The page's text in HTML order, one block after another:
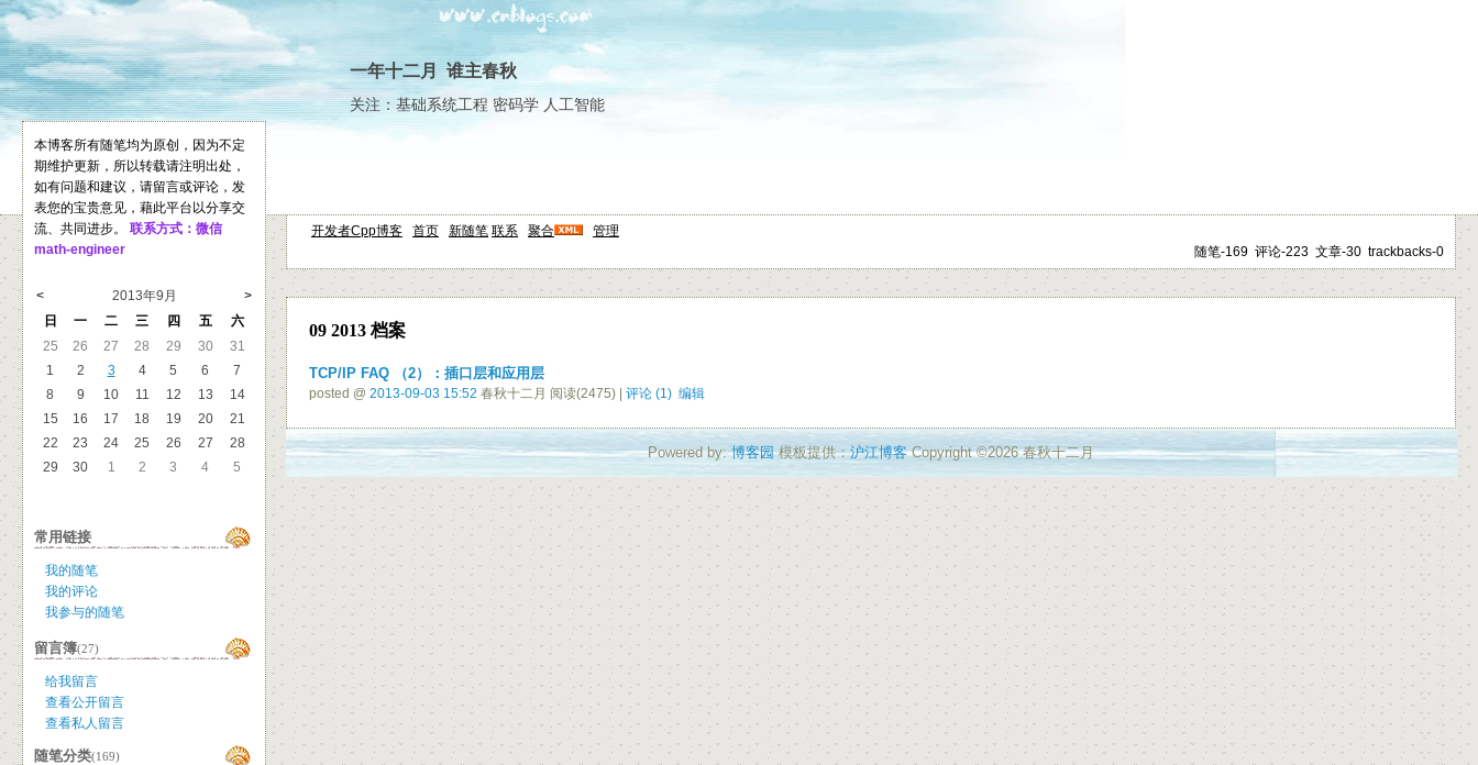
一年十二月 谁主春秋
关注：基础系统工程 密码学 人工智能
开发者Cpp博客 首页 新随笔 联系 聚合
管理
随笔-169 评论-223 文章-30 trackbacks-0
09 2013 档案
TCP/IP FAQ （2）：插口层和应用层
posted @ 2013-09-03 15:52 春秋十二月 阅读(2475) | 评论 (1) 编辑
本博客所有随笔均为原创，因为不定
期维护更新，所以转载请注明出处，
如有问题和建议，请留言或评论，发
表您的宝贵意见，藉此平台以分享交
流、共同进步。 联系方式：微信
math-engineer
< 2013年9月
>
日
一 二 三 四 五
六
25
26 27 28 29 30
31
1
2 3 4 5 6
7
8
9 10 11 12 13
14
15
16 17 18 19 20
21
22
23 24 25 26 27
28
29
30 1 2 3 4 5
常用链接
我的随笔
我的评论
我参与的随笔
留言簿(27)
给我留言
查看公开留言
查看私人留言
随笔分类(169)
Powered by:博客园模板提供：沪江博客Copyright ©2026 春秋十二月